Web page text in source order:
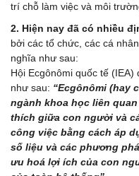
trí chỗ làm việc và môi
2. Hiện nay đã có nhiều
bởi các tổ chức, các cá
nghĩa như sau:
Hội Ecgônômi quốc tế
như sau: “Ecgônômi (hay
ngành khoa học liên
thích giữa con người và
công việc bằng cách áp
số liệu và các phương
ưu hoá lợi ích của con